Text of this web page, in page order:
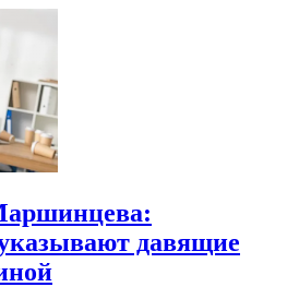
давящие